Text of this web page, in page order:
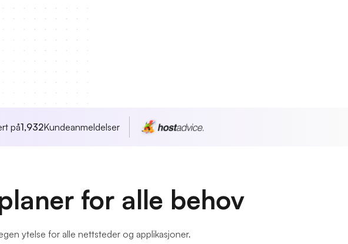
på1,932Kundeanmeldelser
for alle behov
ytelse for alle nettsteder og applikasjoner.